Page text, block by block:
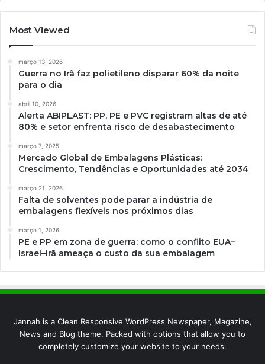
Most Viewed
março 13, 2026
Guerra no Irã faz polietileno disparar 60% da noite
para o dia
abril 10, 2026
Alerta ABIPLAST: PP, PE e PVC registram altas de até
80% e setor enfrenta risco de desabastecimento
março 7, 2025
Mercado Global de Embalagens Plásticas:
Crescimento, Tendências e Oportunidades até 2034
março 21, 2026
Falta de solventes pode parar a indústria de
embalagens flexíveis nos próximos dias
março 1, 2026
PE e PP em zona de guerra: como o conflito EUA–
Israel–Irã ameaça o custo da sua embalagem
Jannah is a Clean Responsive WordPress Newspaper, Magazine,
News and Blog theme. Packed with options that allow you to
completely customize your website to your needs.